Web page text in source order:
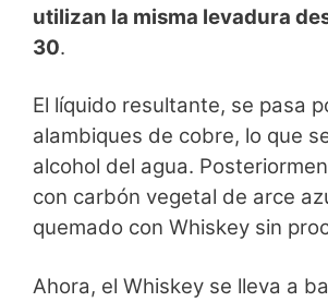
utilizan la misma levadura
30.
El líquido resultante, se pasa
alambiques de cobre, lo que
alcohol del agua.
con carbón vegetal de arce
quemado con Whiskey sin
Ahora, el Whiskey se lleva a